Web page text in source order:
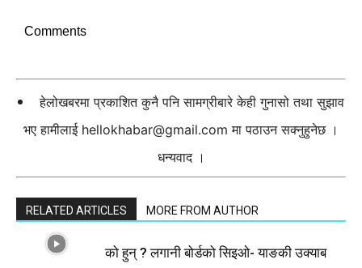
Comments
हेलोखबरमा प्रकाशित कुनै पनि सामग्रीबारे केही गुनासो तथा सुझाव
भए हामीलाई hellokhabar@gmail.com मा पठाउन सक्नुहुनेछ ।
धन्यवाद ।
RELATED ARTICLES MORE FROM AUTHOR
को हुन् ? लगानी बोर्डको सिइओ- याङकी उक्याब